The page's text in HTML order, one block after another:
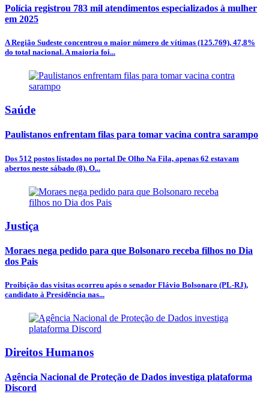
Polícia registrou 783 mil atendimentos especializados à mulher
em 2025
A Região Sudeste concentrou o maior número de vítimas (125.769), 47,8%
do total nacional. A maioria foi...
Saúde
Paulistanos enfrentam filas para tomar vacina contra sarampo
Dos 512 postos listados no portal De Olho Na Fila, apenas 62 estavam
abertos neste sábado (8). O...
Justiça
Moraes nega pedido para que Bolsonaro receba filhos no Dia
dos Pais
Proibição das visitas ocorreu após o senador Flávio Bolsonaro (PL-RJ),
candidato à Presidência nas...
Direitos Humanos
Agência Nacional de Proteção de Dados investiga plataforma
Discord